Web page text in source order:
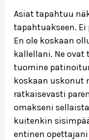
Asiat tapahtuu
tapahtuakseen.
En ole koskaan
kallellani. Ne
tuomine
koskaan uskonut
ratkaisevasti
omakseni
kuitenkin
entinen